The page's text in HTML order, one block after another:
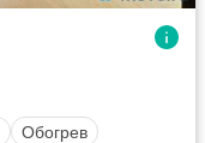
Обогрев